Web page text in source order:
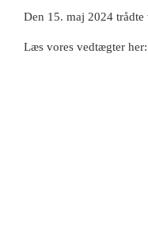
Den 15. maj 2024
Læs vores vedtægter